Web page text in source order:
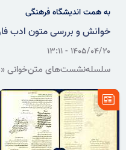
به همت اندیشگاه فرهنگی
خوانش و بررسی متون ادب
۱۴۰۵/۰۴/۲۰ - ۱۳:۱۱
سلسله‌نشست‌های متن‌خوانی
حضور اکبر ثبوت، پژوهشگر
فرهنگی سازمان اسناد و